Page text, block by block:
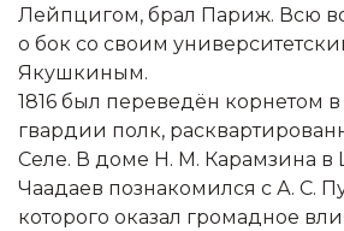
Лейпцигом, брал Париж. Всю
о бок со своим
Якушкиным.
1816 был переведён корнетом
гвардии полк,
Селе. В доме Н. М. Карамзина в
Чаадаев познакомился с А. С.
которого оказал громадное